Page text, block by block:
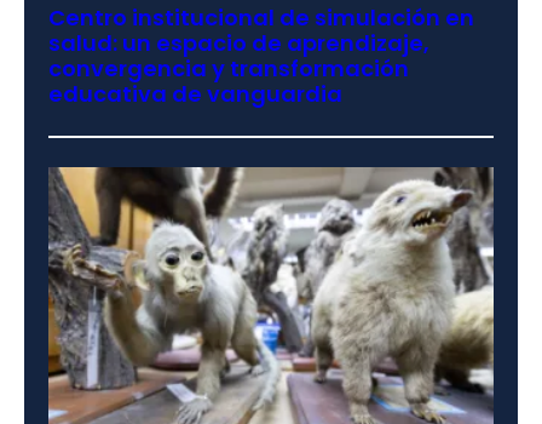
Centro institucional de simulación en
salud: un espacio de aprendizaje,
convergencia y transformación
educativa de vanguardia